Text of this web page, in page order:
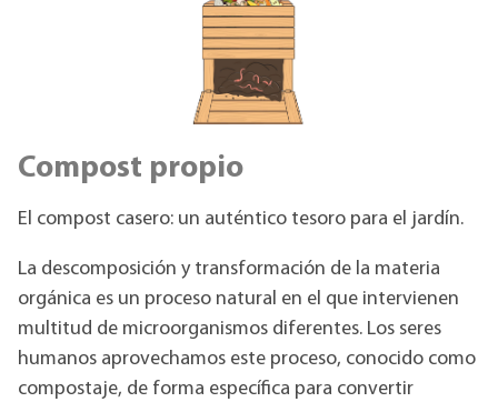
Compost propio
El compost casero: un auténtico tesoro para el jardín.
La descomposición y transformación de la materia
orgánica es un proceso natural en el que intervienen
multitud de microorganismos diferentes. Los seres
humanos aprovechamos este proceso, conocido como
compostaje, de forma específica para convertir